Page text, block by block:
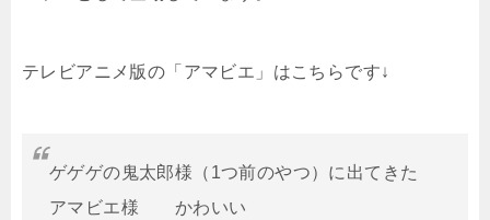
テレビアニメ版の「アマビエ」はこちらです↓
ゲゲゲの鬼太郎様（1つ前のやつ）に出てきた
アマビエ様 かわいい